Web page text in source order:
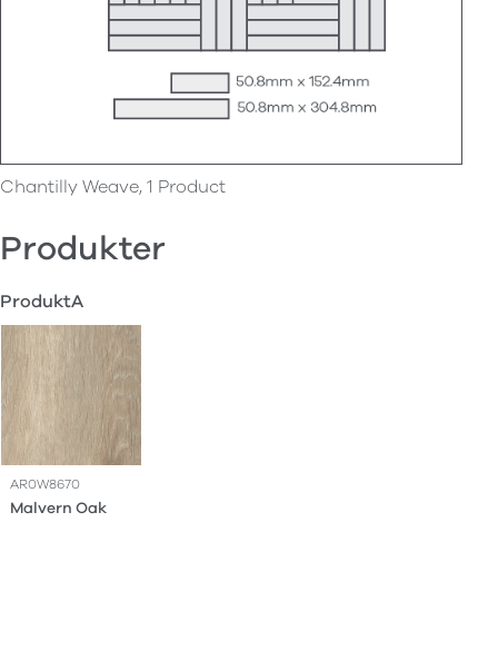
Chantilly Weave, 1 Product
Produkter
ProduktA
AR0W8670
Malvern Oak